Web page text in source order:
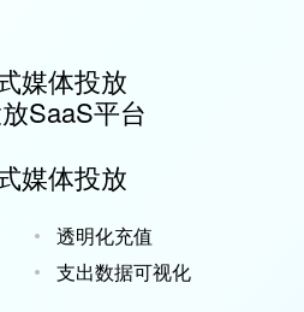
媒体投放
SaaS平台
媒体投放
透明化充值
支出数据可视化